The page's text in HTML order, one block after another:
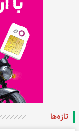
تازه‌ها